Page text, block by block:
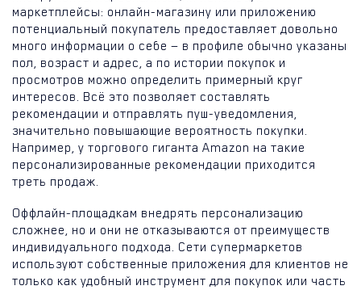
маркетплейсы: онлайн-магазину или приложению
потенциальный покупатель предоставляет довольно
много информации о себе — в профиле обычно указаны
пол, возраст и адрес, а по истории покупок и
просмотров можно определить примерный круг
интересов. Всё это позволяет составлять
рекомендации и отправлять пуш-уведомления,
значительно повышающие вероятность покупки.
Например, у торгового гиганта Amazon на такие
персонализированные рекомендации приходится
треть продаж.
Оффлайн-площадкам внедрять персонализацию
сложнее, но и они не отказываются от преимуществ
индивидуального подхода. Сети супермаркетов
используют собственные приложения для клиентов не
только как удобный инструмент для покупок или часть